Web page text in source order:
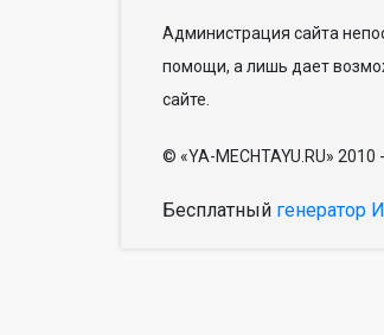
Администрация сайта
помощи, а лишь дает
сайте.
© «YA-MECHTAYU.RU» 2010
Бесплатный генератор